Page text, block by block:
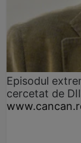
Episodul
cercetat de